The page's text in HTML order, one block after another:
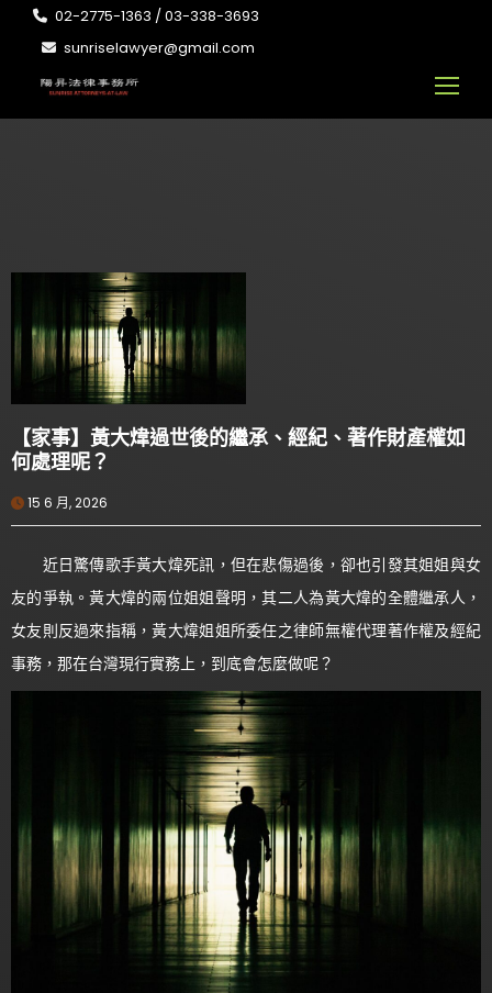
02-2775-1363 / 03-338-3693
sunriselawyer@gmail.com
【家事】黃大煒過世後的繼承、經紀、著作財產權如
何處理呢？
15 6 月, 2026
近日驚傳歌手黃大煒死訊，但在悲傷過後，卻也引發其姐姐與女
友的爭執。黃大煒的兩位姐姐聲明，其二人為黃大煒的全體繼承人，
女友則反過來指稱，黃大煒姐姐所委任之律師無權代理著作權及經紀
事務，那在台灣現行實務上，到底會怎麼做呢？